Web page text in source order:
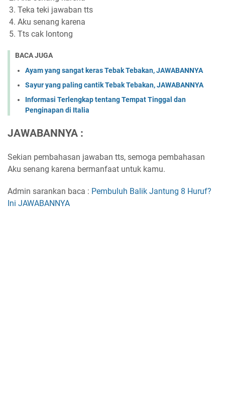
Teka teki jawaban tts
Aku senang karena
Tts cak lontong
BACA JUGA
Ayam yang sangat keras Tebak Tebakan, JAWABANNYA
Sayur yang paling cantik Tebak Tebakan, JAWABANNYA
Informasi Terlengkap tentang Tempat Tinggal dan
Penginapan di Italia
JAWABANNYA :
Sekian pembahasan jawaban tts, semoga pembahasan
Aku senang karena bermanfaat untuk kamu.
Admin sarankan baca : Pembuluh Balik Jantung 8 Huruf?
Ini JAWABANNYA